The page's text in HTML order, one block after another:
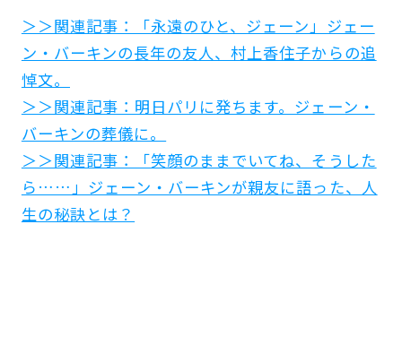
＞＞関連記事：「永遠のひと、ジェーン」ジェー
ン・バーキンの長年の友人、村上香住子からの追
悼文。
＞＞関連記事：明日パリに発ちます。ジェーン・
バーキンの葬儀に。
＞＞関連記事：「笑顔のままでいてね、そうした
ら……」ジェーン・バーキンが親友に語った、人
生の秘訣とは？